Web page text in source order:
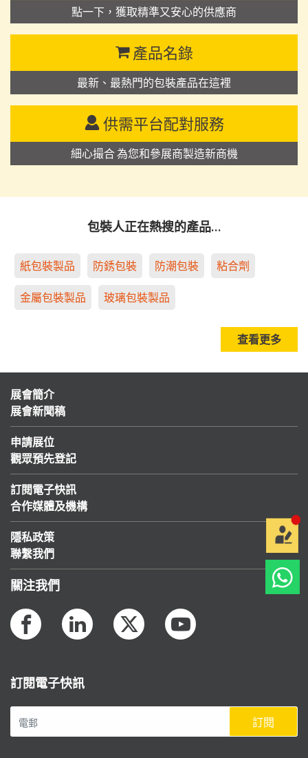
點一下，獲取精準又安心的供應商
產品名錄
最新、最熱門的包裝產品在這裡
供需平台配對服務
細心撮合 為您和參展商製造新商機
包裝人正在熱搜的產品…
紙包裝製品 防銹包裝 防潮包裝 粘合劑
金屬包裝製品 玻璃包裝製品
查看更多
展會簡介
展會新聞稿
申請展位
觀眾預先登記
訂閱電子快訊
合作媒體及機構
隱私政策
聯繫我們
關注我們
訂閱電子快訊
訂閱